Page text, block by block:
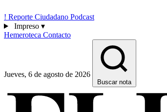
! Reporte Ciudadano Podcast
Impreso ▾
Hemeroteca Contacto
Jueves, 6 de agosto de 2026
Buscar nota